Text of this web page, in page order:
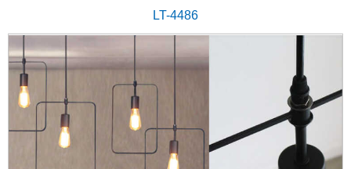
LT-4486